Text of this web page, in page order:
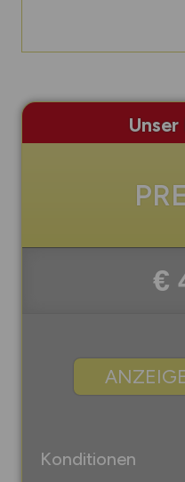
€
Konditionen